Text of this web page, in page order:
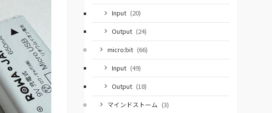
Input (20)
Output (24)
micro:bit (66)
Input (49)
Output (18)
マインドストーム (3)